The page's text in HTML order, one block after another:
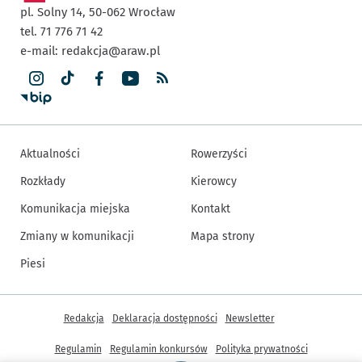
pl. Solny 14, 50-062 Wrocław
tel. 71 776 71 42
e-mail: redakcja@araw.pl
Aktualności
Rozkłady
Komunikacja miejska
Zmiany w komunikacji
Piesi
Rowerzyści
Kierowcy
Kontakt
Mapa strony
Inne informacje
Redakcja Deklaracja dostępności Newsletter
Regulamin Regulamin konkursów Polityka prywatności